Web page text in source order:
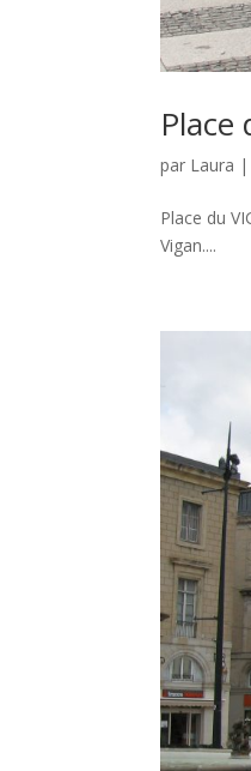
Place
par Laura |
Place du
Vigan....